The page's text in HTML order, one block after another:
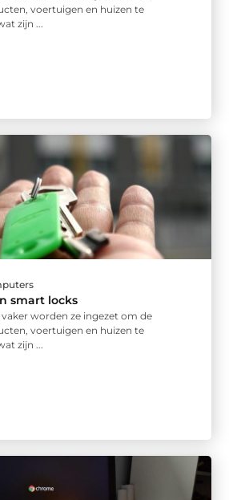
voertuigen en huizen te
zijn ...
smart locks
worden ze ingezet om de
voertuigen en huizen te
zijn ...